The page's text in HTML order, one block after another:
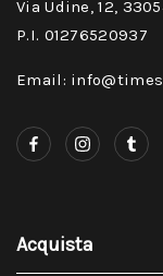
Via Udine, 12,
P.I. 01276520937
Email:
Acquista